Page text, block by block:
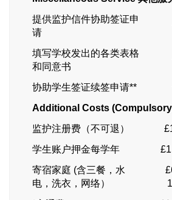
提供监护信件协助签证申
请
填写学校发出的各类表格
和同意书
协助学生签证续签申请**
Additional Costs
监护注册费（不可退）
学生账户押金每学年
寄宿家庭 (含三餐，水
电，洗衣，网络）